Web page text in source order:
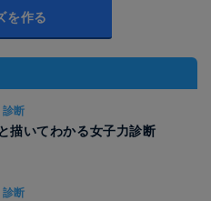
を作る
断
描いてわかる女子力診断
断